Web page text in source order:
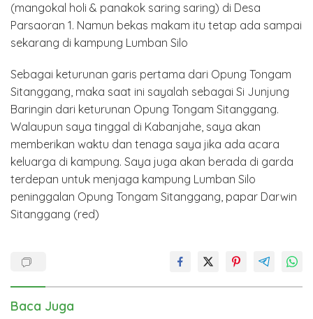
(mangokal holi & panakok saring saring) di Desa
Parsaoran 1. Namun bekas makam itu tetap ada sampai
sekarang di kampung Lumban Silo
Sebagai keturunan garis pertama dari Opung Tongam
Sitanggang, maka saat ini sayalah sebagai Si Junjung
Baringin dari keturunan Opung Tongam Sitanggang.
Walaupun saya tinggal di Kabanjahe, saya akan
memberikan waktu dan tenaga saya jika ada acara
keluarga di kampung. Saya juga akan berada di garda
terdepan untuk menjaga kampung Lumban Silo
peninggalan Opung Tongam Sitanggang, papar Darwin
Sitanggang (red)
Baca Juga